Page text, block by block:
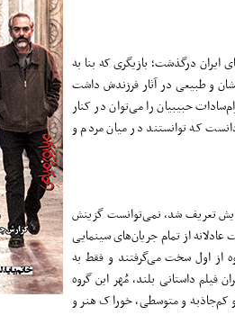
ایران درگذشت؛ بازیگری که بنا به
و طبیعی در آثار فرزندش داشت
حبیبیان را می‌توان در کنار
دانست که توانستند در میان مردم و
تعریف شد، نمی‌توانست گزینش
از تمام جریان‌های سینمایی
از اول سخت می‌گرفتند و فقط به
فیلم داستانی بلند، مُهر این گروه
‌کم‌جاذبه و متوسطی، خوراک هنر و